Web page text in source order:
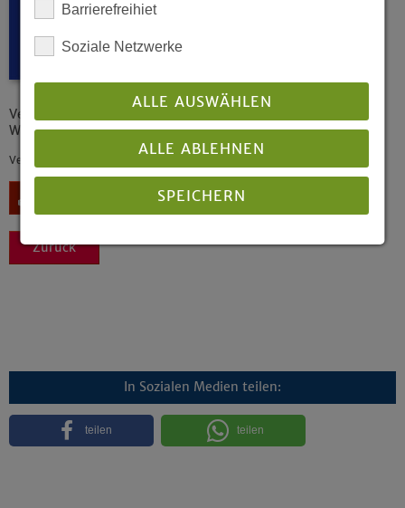
Verhandlungen der 1. (ordentlichen) Tagung der 18.
Westfälischen Landessynode vom 14. bis 17. November 2016
Veröffentlicht: 05/2017
Zurück
In Sozialen Medien teilen:
teilen teilen
Barrierefreihiet
Soziale Netzwerke
ALLE AUSWÄHLEN
ALLE ABLEHNEN
SPEICHERN